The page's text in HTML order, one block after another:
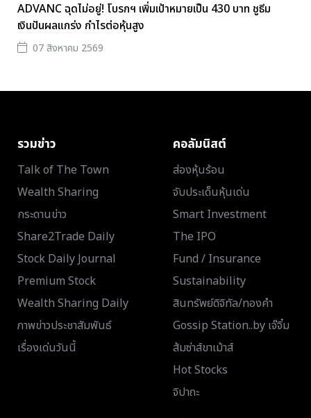
ADVANC ฉุดไม่อยู่! โบรกฯ เพิ่มเป้าหมายเป็น 430 บาท ชูธีม
เงินปันผลแกร่ง กำไรต่อหุ้นสูง
07 สิงหาคม 2569
รวมข่าว
Talk of The Town
Wealth Sharing
กระดานข่าว
Share2Trade Daily
Stock Daily Journal
Premium Stock
Wealth Sharing Daily
ภาพข่าวประชาสัมพันธ์
เรื่องเด่นวันนี้
คอลัมนิสต์
ส่องหุ้นร้อน
จับประเด็นหุ้นเด่น
Smart Investment
The IPO
Fund / Insurance
Sustainability
สินทรัพย์ดิจิทัล/ทองคำ
Gossip Station..by เจ๊จิ๋ม
ส้มซ่าส์ขาเม้าส์
Hot Stocks
จิปาถะ